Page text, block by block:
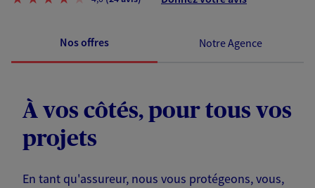
Nos offres Notre Agence
À vos côtés, pour tous vos
projets
En tant qu'assureur, nous vous protégeons, vous,